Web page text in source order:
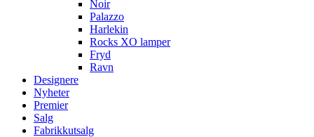
Noir
Palazzo
Harlekin
Rocks XO lamper
Fryd
Ravn
Designere
Nyheter
Premier
Salg
Fabrikkutsalg